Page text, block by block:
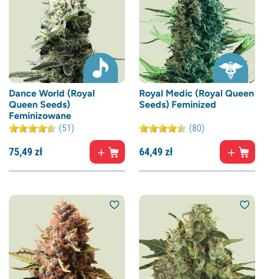
Dance World (Royal
Queen Seeds)
Feminizowane
(51)
75,49zł
Royal Medic (Royal Queen
Seeds) Feminized
(80)
64,49zł